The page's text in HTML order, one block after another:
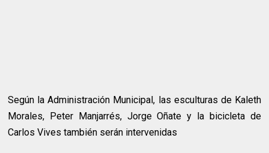
Según la Administración Municipal, las esculturas de Kaleth
Morales, Peter Manjarrés, Jorge Oñate y la bicicleta de
Carlos Vives también serán intervenidas